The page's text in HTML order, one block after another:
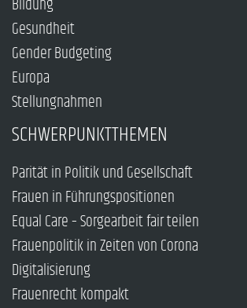
Bildung
Gesundheit
Gender Budgeting
Europa
Stellungnahmen
SCHWERPUNKTTHEMEN
Parität in Politik und Gesellschaft
Frauen in Führungspositionen
Equal Care – Sorgearbeit fair teilen
Frauenpolitik in Zeiten von Corona
Digitalisierung
Frauenrecht kompakt